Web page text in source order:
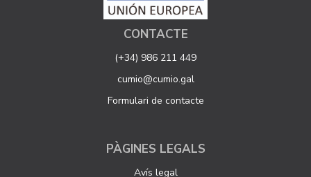
CONTACTE
(+34) 986 211 449
cumio@cumio.gal
Formulari de contacte
PÀGINES LEGALS
Avís legal